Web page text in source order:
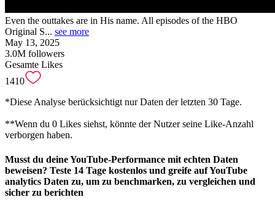
Even the outtakes are in His name. All episodes of the HBO
Original S... see more
May 13, 2025
3.0M followers
Gesamte Likes
1410
*Diese Analyse berücksichtigt nur Daten der letzten 30 Tage.
**Wenn du 0 Likes siehst, könnte der Nutzer seine Like-Anzahl
verborgen haben.
Musst du deine YouTube-Performance mit echten Daten
beweisen? Teste 14 Tage kostenlos und greife auf YouTube
analytics Daten zu, um zu benchmarken, zu vergleichen und
sicher zu berichten